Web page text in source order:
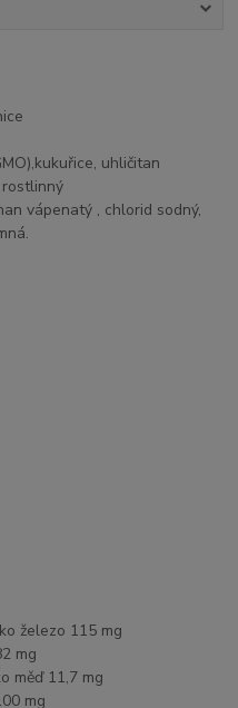
uhličitan
rostlinný
vápenatý , chlorid sodný,
železo 115 mg
mg
měď 11,7 mg
mg